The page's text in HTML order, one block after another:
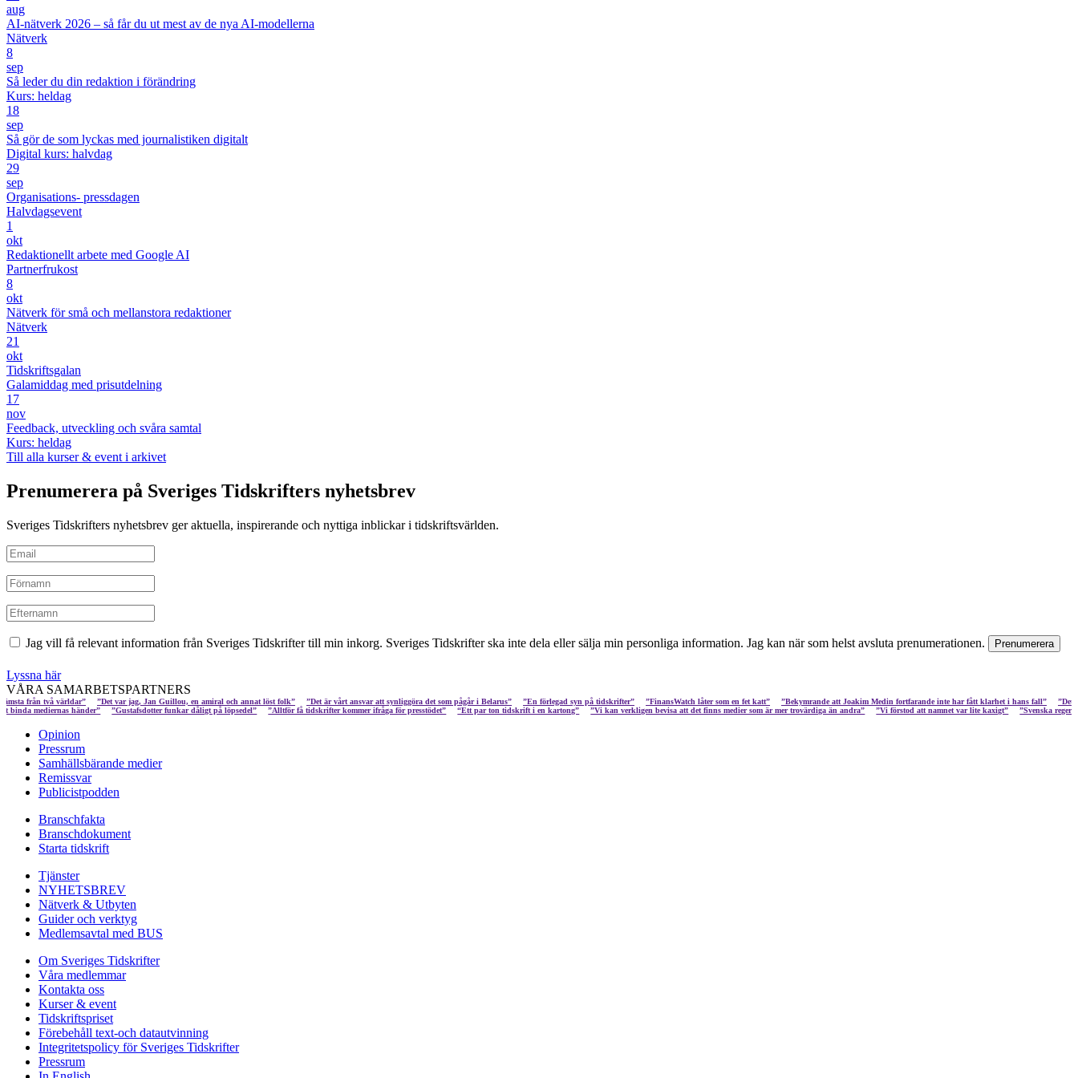
aug
AI-nätverk 2026 – så får du ut mest av de nya AI-modellerna
Nätverk
8
sep
Så leder du din redaktion i förändring
Kurs: heldag
18
sep
Så gör de som lyckas med journalistiken digitalt
Digital kurs: halvdag
29
sep
Organisations- pressdagen
Halvdagsevent
1
okt
Redaktionellt arbete med Google AI
Partnerfrukost
8
okt
Nätverk för små och mellanstora redaktioner
Nätverk
21
okt
Tidskriftsgalan
Galamiddag med prisutdelning
17
nov
Feedback, utveckling och svåra samtal
Kurs: heldag
Till alla kurser & event i arkivet
Prenumerera på Sveriges Tidskrifters nyhetsbrev
Sveriges Tidskrifters nyhetsbrev ger aktuella, inspirerande och nyttiga inblickar i tidskriftsvärlden.
Jag vill få relevant information från Sveriges Tidskrifter till min inkorg. Sveriges Tidskrifter ska inte dela eller sälja min personliga information. Jag kan när som helst avsluta prenumerationen.
Lyssna här
VÅRA SAMARBETSPARTNERS
två världar” ”Det var jag, Jan Guillou, en amiral och annat löst folk” ”Det är vårt ansvar att synliggöra det som pågår i Belarus” ”En förlegad syn på tidskrifter” ”FinansWatch låter som en fet katt” ”Bekymrande att Joakim Medin fortfarande inte har fått klarhet i hans fall”
”Det sämsta
”Vi förstod att namnet var lite kaxigt”
”Vi kan verkligen bevisa att det finns medier som är mer trovärdiga än andra”
“Ett par ton tidskrift i en kartong”
”Alltför få tidskrifter kommer ifråga för presstödet”
”Gustafsdotter funkar dåligt på löpsedel”
hotar att binda mediernas händer”
Opinion
Pressrum
Samhällsbärande medier
Remissvar
Publicistpodden
Branschfakta
Branschdokument
Starta tidskrift
Tjänster
NYHETSBREV
Nätverk & Utbyten
Guider och verktyg
Medlemsavtal med BUS
Om Sveriges Tidskrifter
Våra medlemmar
Kontakta oss
Kurser & event
Tidskriftspriset
Förebehåll text-och datautvinning
Integritetspolicy för Sveriges Tidskrifter
Pressrum